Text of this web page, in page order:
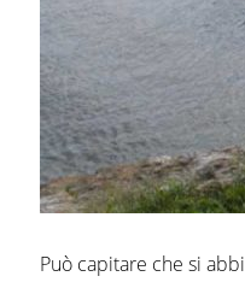
Può capitare che si